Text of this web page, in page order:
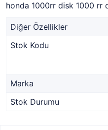
honda 1000rr disk 1000 rr
Diğer Özellikler
Stok Kodu
Marka
Stok Durumu